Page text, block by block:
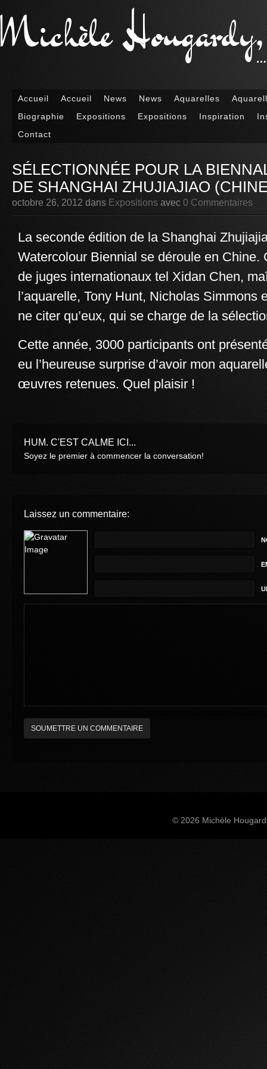
Michèle …
Accueil Accueil News News Aquarelles
Biographie
Expositions Expositions Inspiration
Contact
SÉLECTIONNÉE POUR LA
DE SHANGHAI ZHUJIAJIAO
octobre 26, 2012 dans Expositions avec 0 Commentaires
La seconde édition de la Shanghai
Watercolour Biennial se déroule en Chine.
de juges internationaux tel Xidan Chen,
l’aquarelle, Tony Hunt, Nicholas Simmons
ne citer qu’eux, qui se charge de la
Cette année, 3000 participants ont
eu l’heureuse surprise d’avoir mon
œuvres retenues. Quel plaisir !
HUM. C'EST CALME ICI...
Soyez le premier à commencer la conversation!
Laissez un commentaire:
© 2026 Michèle